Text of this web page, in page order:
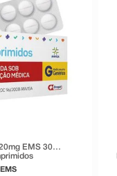
EMS 30
EMS